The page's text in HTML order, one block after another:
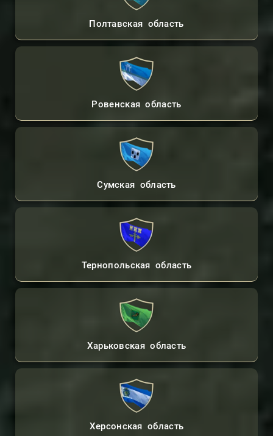
Полтавская область
Ровенская область
Сумская область
Тернопольская область
Харьковская область
Херсонская область